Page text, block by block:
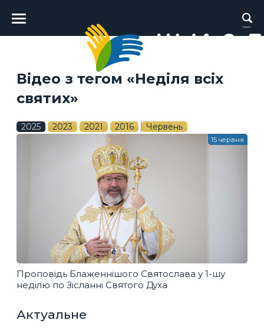
Головне
меню
Відео з тегом «Неділя всіх
святих»
2025 2023 2021 2016 Червень
Проповідь Блаженнішого Святослава у 1-шу
неділю по Зісланні Святого Духа
15 червня
Актуальне